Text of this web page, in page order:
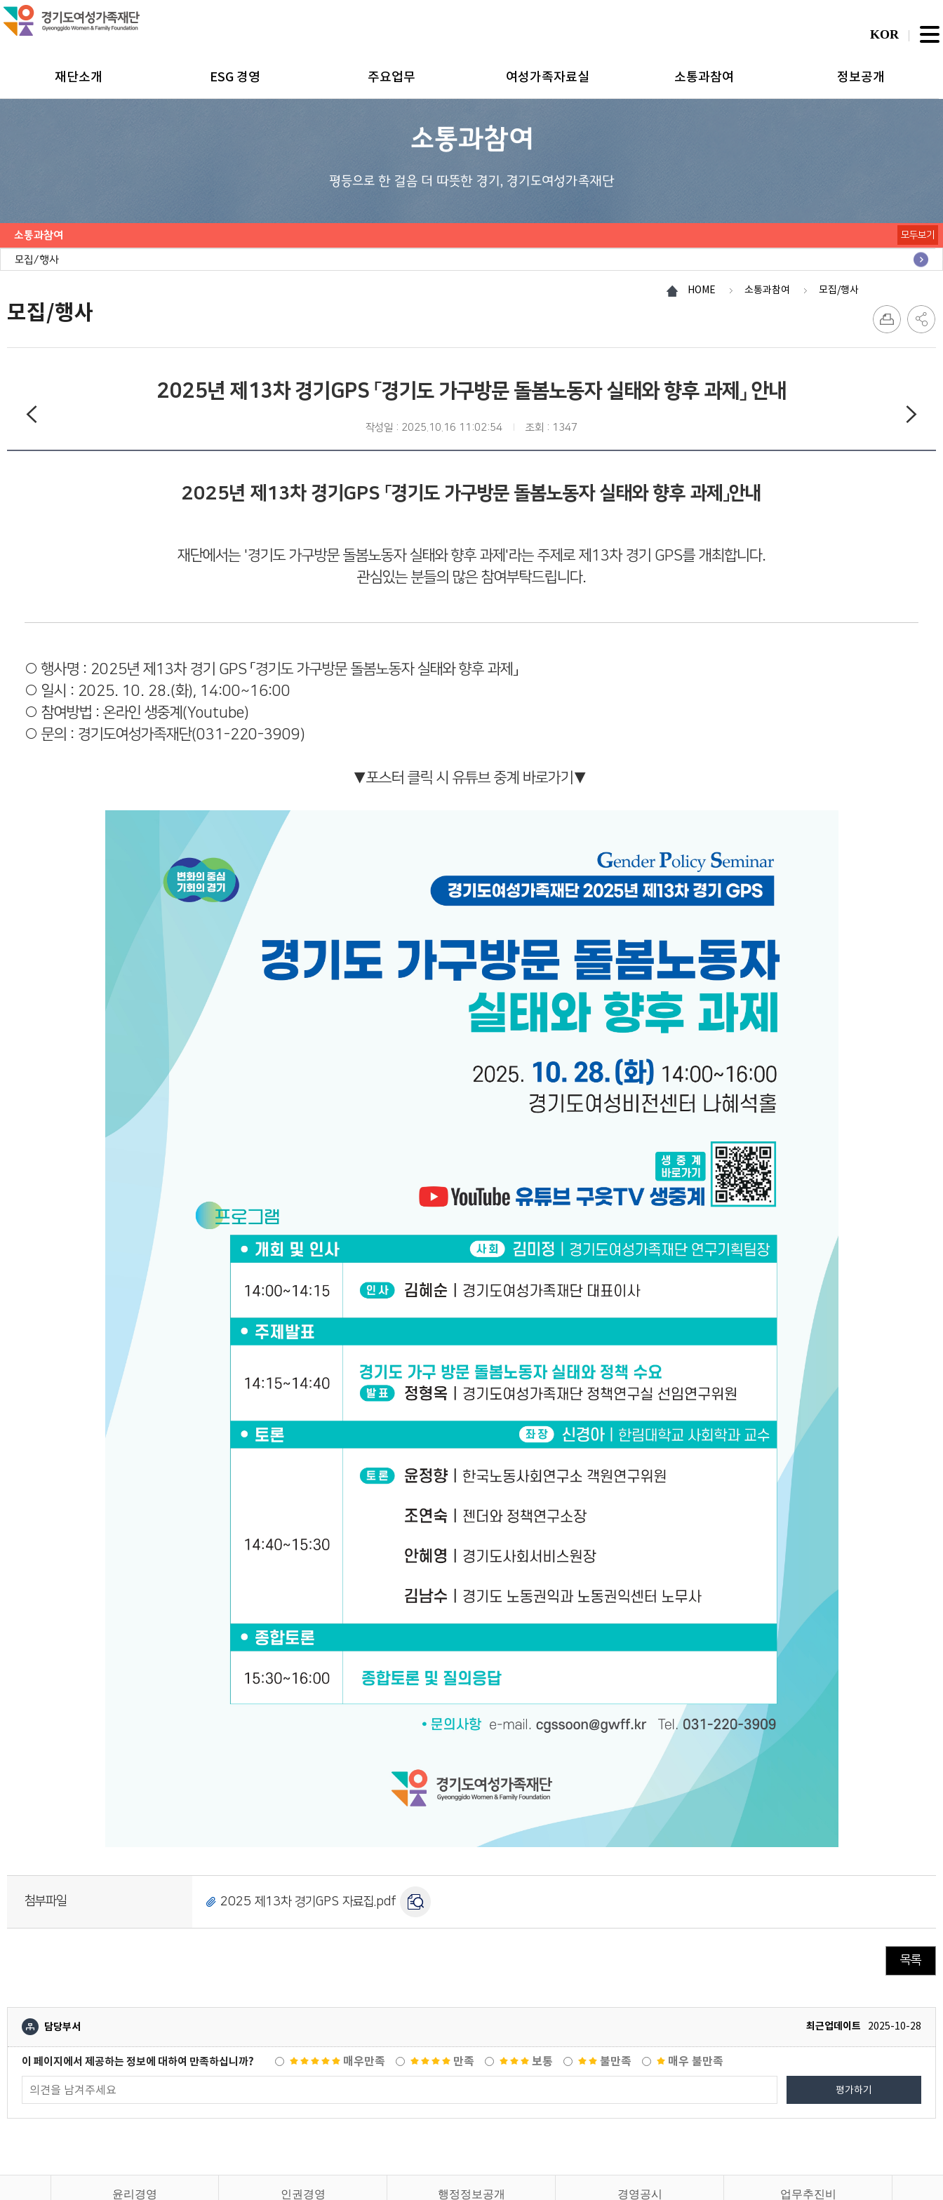
재단소개 ESG 경영 주요업무 여성가족자료실 소통과참여 정보공개
KOR
소통과참여
평등으로 한 걸음 더 따뜻한 경기, 경기도여성가족재단
소통과참여
공지사항
채용공고
모집/행사
모두보기
HOME 소통과참여 모집/행사
모집/행사
2025년 제13차 경기GPS 「경기도 가구방문 돌봄노동자 실태와 향후 과제」 안내
작성일 : 2025.10.16 11:02:54 조회 : 1347
2025년 제13차 경기GPS 「경기도 가구방문 돌봄노동자 실태와 향후 과제」안내
재단에서는 '경기도 가구방문 돌봄노동자 실태와 향후 과제'라는 주제로 제13차 경기 GPS를 개최합니다.
관심있는 분들의 많은 참여부탁드립니다.
○ 행사명 : 2025년 제13차 경기 GPS 「경기도 가구방문 돌봄노동자 실태와 향후 과제」
○ 일시 : 2025. 10. 28.(화), 14:00~16:00
○ 참여방법 : 온라인 생중계(Youtube)
○ 문의 : 경기도여성가족재단(031-220-3909)
▼포스터 클릭 시 유튜브 중계 바로가기▼
첨부파일 2025 제13차 경기GPS 자료집.pdf
목록
담당부서 최근업데이트 2025-10-28
이 페이지에서 제공하는 정보에 대하여 만족하십니까? 매우만족 만족 보통 불만족 매우 불만족
평가하기
윤리경영 인권경영 행정정보공개 경영공시 업무추진비